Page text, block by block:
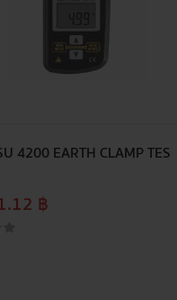
4200 EARTH CLAMP TES
฿